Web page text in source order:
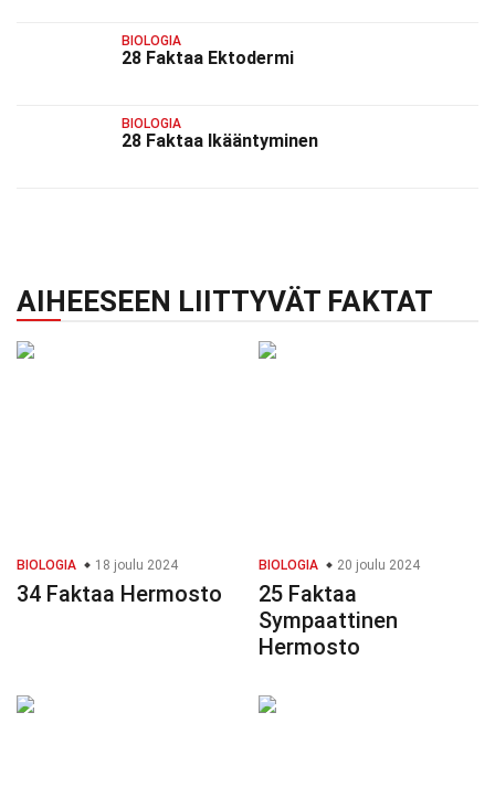
BIOLOGIA
28 Faktaa Ektodermi
BIOLOGIA
28 Faktaa Ikääntyminen
AIHEESEEN LIITTYVÄT FAKTAT
BIOLOGIA 18 joulu 2024
34 Faktaa Hermosto
BIOLOGIA 20 joulu 2024
25 Faktaa
Sympaattinen
Hermosto